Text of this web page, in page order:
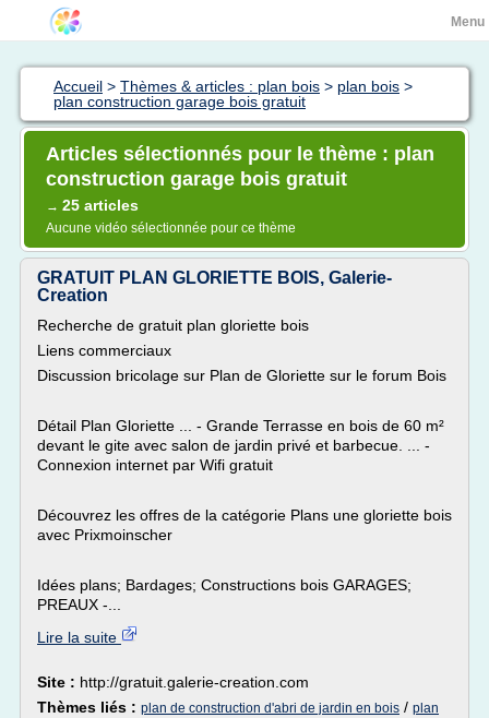
Menu
Accueil > Thèmes & articles : plan bois > plan bois >
plan construction garage bois gratuit
Articles sélectionnés pour le thème : plan
construction garage bois gratuit
→ 25 articles
Aucune vidéo sélectionnée pour ce thème
GRATUIT PLAN GLORIETTE BOIS, Galerie-
Creation
Recherche de gratuit plan gloriette bois
Liens commerciaux
Discussion bricolage sur Plan de Gloriette sur le forum Bois
Détail Plan Gloriette ... - Grande Terrasse en bois de 60 m²
devant le gite avec salon de jardin privé et barbecue. ... -
Connexion internet par Wifi gratuit
Découvrez les offres de la catégorie Plans une gloriette bois
avec Prixmoinscher
Idées plans; Bardages; Constructions bois GARAGES;
PREAUX -...
Lire la suite
Site : http://gratuit.galerie-creation.com
Thèmes liés : plan de construction d'abri de jardin en bois / plan